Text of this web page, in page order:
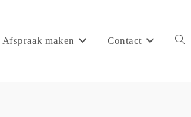
Afspraak maken Contact